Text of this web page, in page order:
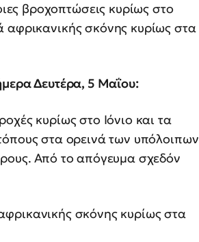
βροχοπτώσεις κυρίως στο
αφρικανικής σκόνης κυρίως στα
Δευτέρα, 5 Μαΐου:
κυρίως στο Ιόνιο και τα
στα ορεινά των υπόλοιπων
Από το απόγευμα σχεδόν
σκόνης κυρίως στα